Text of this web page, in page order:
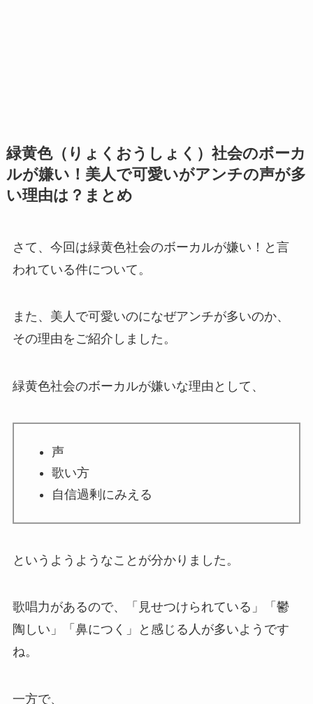
緑黄色（りょくおうしょく）社会のボーカ
ルが嫌い！美人で可愛いがアンチの声が多
い理由は？まとめ
さて、今回は緑黄色社会のボーカルが嫌い！と言
われている件について。
また、美人で可愛いのになぜアンチが多いのか、
その理由をご紹介しました。
緑黄色社会のボーカルが嫌いな理由として、
声
歌い方
自信過剰にみえる
というようようなことが分かりました。
歌唱力があるので、「見せつけられている」「鬱
陶しい」「鼻につく」と感じる人が多いようです
ね。
一方で、